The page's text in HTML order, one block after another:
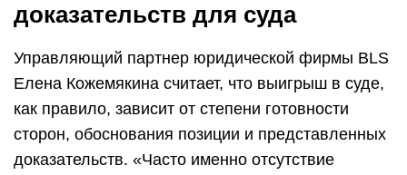
доказательств для суда
Управляющий партнер юридической фирмы BLS
Елена Кожемякина считает, что выигрыш в суде,
как правило, зависит от степени готовности
сторон, обоснования позиции и представленных
доказательств. «Часто именно отсутствие